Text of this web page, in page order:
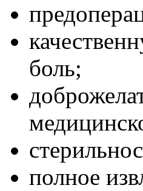
боль;
полное